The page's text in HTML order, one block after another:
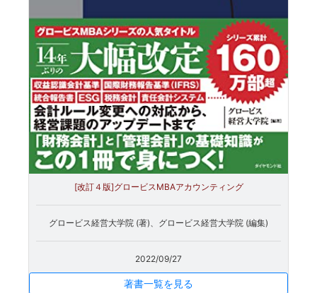
[改訂４版]グロービスMBAアカウンティング
グロービス経営大学院 (著)、グロービス経営大学院 (編集)
2022/09/27
著書一覧を見る